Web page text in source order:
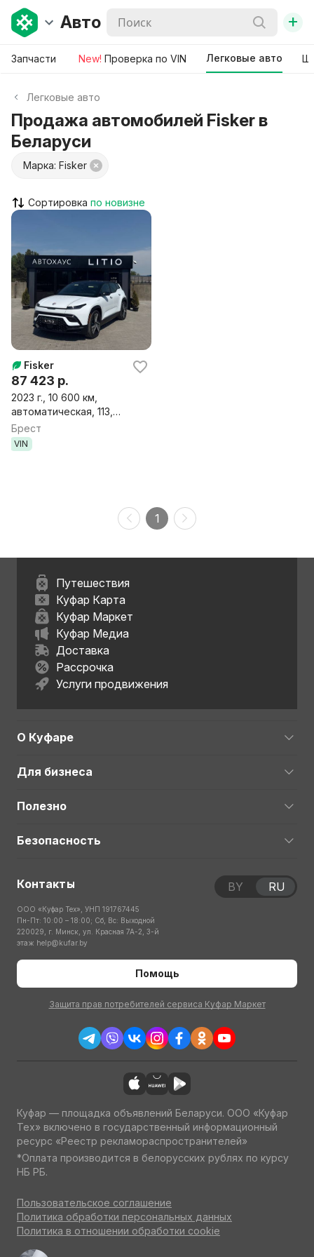
Авто +
Запчасти New! Проверка по VIN Легковые авто
Легковые авто
Продажа автомобилей Fisker в
Беларуси
Марка: Fisker
Сортировка
Fisker
87 423 р.
2023 г., 10 600 км,
автоматическая, 113,
электричество,
внедорожник
Брест
VIN
1
Путешествия
Куфар Карта
Куфар Маркет
Куфар Медиа
Доставка
Рассрочка
Услуги продвижения
О Куфаре
Для бизнеса
Полезно
Безопасность
Контакты
ООО «Куфар Тех», УНП 191767445
Пн-Пт: 10:00 – 18:00; Сб, Вс: Выходной
220029, г. Минск, ул. Красная 7А-2, 3-й
этаж help@kufar.by
Помощь
Защита прав потребителей сервиса Куфар Маркет
BY RU
Куфар — площадка объявлений Беларуси. ООО «Куфар
Тех» включено в государственный информационный
ресурс «Реестр рекламораспространителей»
*Оплата производится в белорусских рублях по курсу
НБ РБ.
Пользовательское соглашение
Политика обработки персональных данных
Политика в отношении обработки cookie